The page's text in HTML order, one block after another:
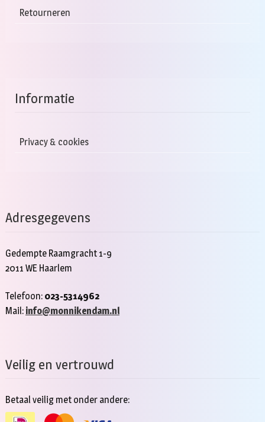
Retourneren
Informatie
Privacy & cookies
Adresgegevens
Gedempte Raamgracht 1-9
2011 WE Haarlem
Telefoon: 023-5314962
Mail: info@monnikendam.nl
Veilig en vertrouwd
Betaal veilig met onder andere: